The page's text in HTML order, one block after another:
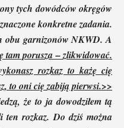
tych dowódców okręgów
konkretne zadania.
obu garnizonów NKWD. A
tam porusza – zlikwidować.
rozkaz to każę cię
to oni cię zabiją pierwsi.>>
że to ja dowodziłem tą
ten rozkaz. Do dziś można